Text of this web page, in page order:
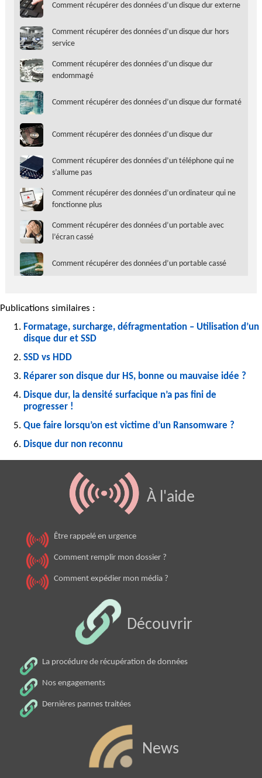
Comment récupérer des données d’un disque dur externe
Comment récupérer des données d’un disque dur hors
service
Comment récupérer des données d’un disque dur
endommagé
Comment récupérer des données d’un disque dur formaté
Comment récupérer des données d’un disque dur
Comment récupérer des données d’un téléphone qui ne
s’allume pas
Comment récupérer des données d’un ordinateur qui ne
fonctionne plus
Comment récupérer des données d’un portable avec
l’écran cassé
Comment récupérer des données d’un portable cassé
Publications similaires :
Formatage, surcharge, défragmentation – Utilisation d’un
disque dur et SSD
SSD vs HDD
Réparer son disque dur HS, bonne ou mauvaise idée ?
Disque dur, la densité surfacique n’a pas fini de
progresser !
Que faire lorsqu’on est victime d’un Ransomware ?
Disque dur non reconnu
À l'aide
Être rappelé en urgence
Comment remplir mon dossier ?
Comment expédier mon média ?
Découvrir
La procédure de récupération de données
Nos engagements
Dernières pannes traitées
News